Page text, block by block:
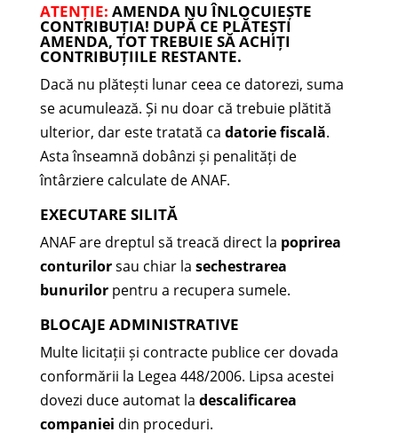
ATENȚIE: AMENDA NU ÎNLOCUIEȘTE
CONTRIBUȚIA! DUPĂ CE PLĂTEȘTI
AMENDA, TOT TREBUIE SĂ ACHIȚI
CONTRIBUȚIILE RESTANTE.
Dacă nu plătești lunar ceea ce datorezi, suma
se acumulează. Și nu doar că trebuie plătită
ulterior, dar este tratată ca datorie fiscală.
Asta înseamnă dobânzi și penalități de
întârziere calculate de ANAF.
EXECUTARE SILITĂ
ANAF are dreptul să treacă direct la poprirea
conturilorsau chiar la sechestrarea
bunurilorpentru a recupera sumele.
BLOCAJE ADMINISTRATIVE
Multe licitații și contracte publice cer dovada
conformării la Legea 448/2006. Lipsa acestei
dovezi duce automat la descalificarea
companiei din proceduri.